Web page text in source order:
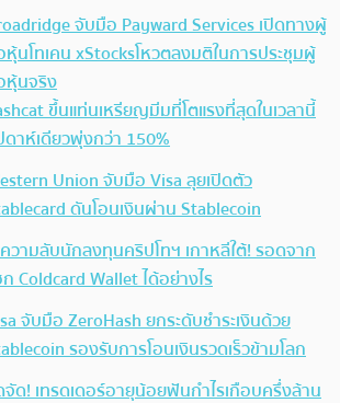
จับมือ Payward Services เปิดทางผู้
นโทเคน xStocksโหวตลงมติในการประชุมผู้
หุ้นจริง
ขึ้นแท่นเหรียญมีมที่โตแรงที่สุดในเวลานี้
าห์เดียวพุ่งกว่า 150%
Union จับมือ Visa ลุยเปิดตัว
ดันโอนเงินผ่าน Stablecoin
วามลับนักลงทุนคริปโทฯ เกาหลีใต้! รอดจาก
Coldcard Wallet ได้อย่างไร
จับมือ ZeroHash ยกระดับชำระเงินด้วย
รองรับการโอนเงินรวดเร็วข้ามโลก
ด! เทรดเดอร์อายุน้อยฟันกำไรเกือบครึ่งล้าน